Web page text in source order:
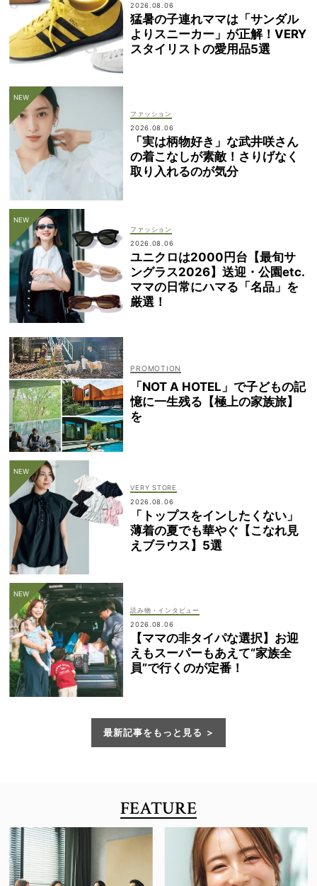
2026.08.06
猛暑の子連れママは「サンダル
よりスニーカー」が正解！VERY
スタイリストの愛用品5選
ファッション
2026.08.06
「実は柄物好き」な武井咲さん
の着こなしが素敵！さりげなく
取り入れるのが気分
ファッション
2026.08.06
ユニクロは2000円台【最旬サ
ングラス2026】送迎・公園etc.
ママの日常にハマる「名品」を
厳選！
「NOT A HOTEL」で子どもの記
憶に一生残る【極上の家族旅】
を
VERY STORE
2026.08.06
「トップスをインしたくない」
薄着の夏でも華やぐ【こなれ見
えブラウス】5選
読み物・インタビュー
2026.08.06
【ママの非タイパな選択】お迎
えもスーパーもあえて“家族全
員”で行くのが定番！
最新記事をもっと見る
FEATURE